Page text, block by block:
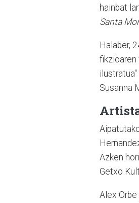
hainbat
Santa
Halaber,
fikzioaren
Susanna
Azken
Getxo
Alex